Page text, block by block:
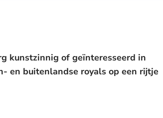
kunstzinnig of geïnteresseerd in
en buitenlandse royals op een rijtje